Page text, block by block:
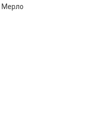
Мерло